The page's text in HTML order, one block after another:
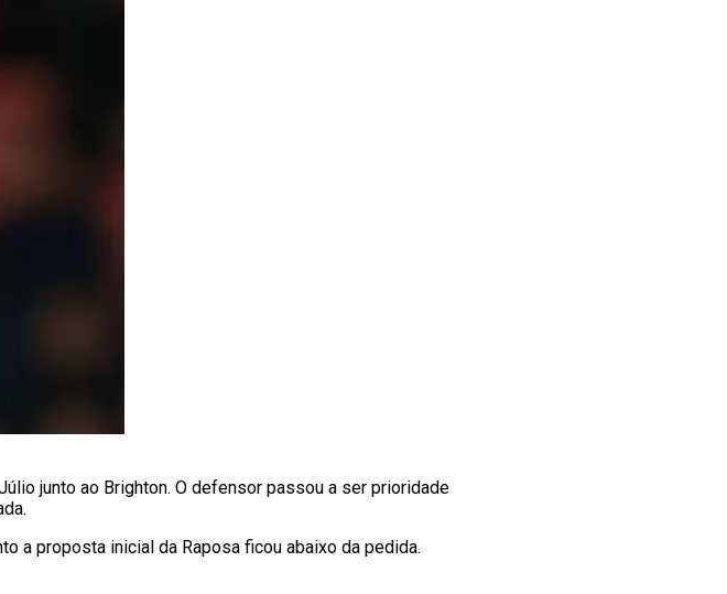
junto ao Brighton. O defensor passou a ser prioridade
a proposta inicial da Raposa ficou abaixo da pedida.